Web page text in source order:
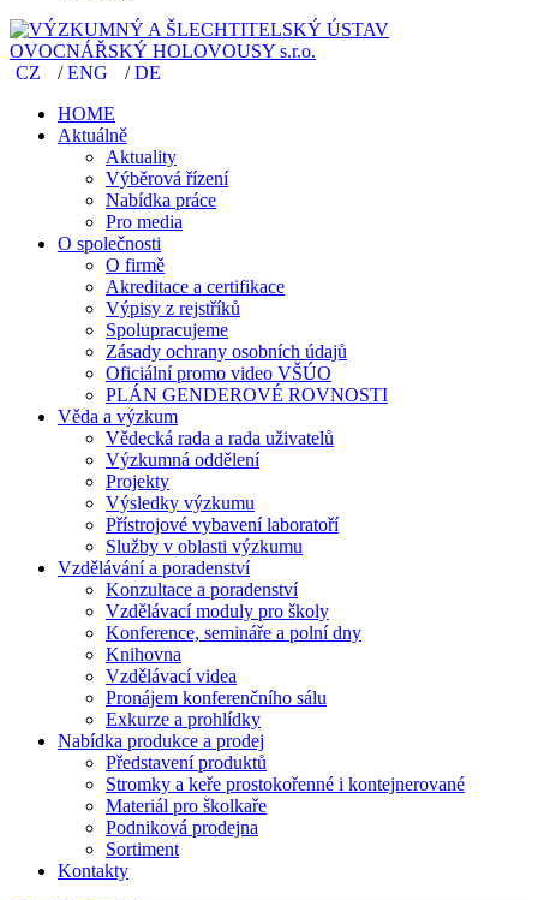
CZ /ENG /DE
HOME
Aktuálně
Aktuality
Výběrová řízení
Nabídka práce
Pro media
O společnosti
O firmě
Akreditace a certifikace
Výpisy z rejstříků
Spolupracujeme
Zásady ochrany osobních údajů
Oficiální promo video VŠÚO
PLÁN GENDEROVÉ ROVNOSTI
Věda a výzkum
Vědecká rada a rada uživatelů
Výzkumná oddělení
Projekty
Výsledky výzkumu
Přístrojové vybavení laboratoří
Služby v oblasti výzkumu
Vzdělávání a poradenství
Konzultace a poradenství
Vzdělávací moduly pro školy
Konference, semináře a polní dny
Knihovna
Vzdělávací videa
Pronájem konferenčního sálu
Exkurze a prohlídky
Nabídka produkce a prodej
Představení produktů
Stromky a keře prostokořenné i kontejnerované
Materiál pro školkaře
Podniková prodejna
Sortiment
Kontakty